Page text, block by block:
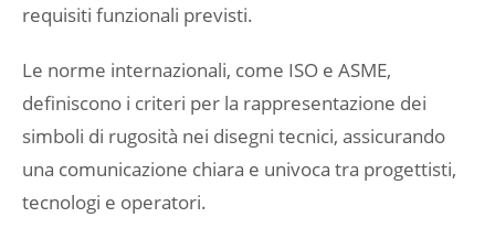
requisiti funzionali previsti.
Le norme internazionali, come ISO e ASME,
definiscono i criteri per la rappresentazione dei
simboli di rugosità nei disegni tecnici, assicurando
una comunicazione chiara e univoca tra progettisti,
tecnologi e operatori.